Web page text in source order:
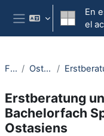
Salta al contenido principal
Panel lateral
En
el
Fakultäten Ostasienwissenschaften
Erstberatung
Bachelorfach
Ostasiens